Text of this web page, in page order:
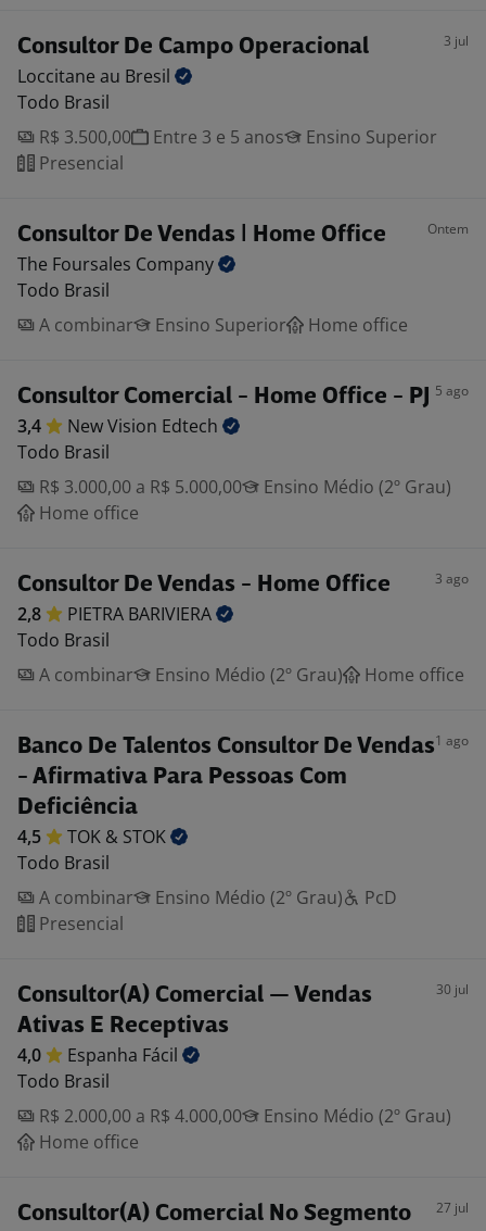
Consultor De Campo Operacional 3 jul
Loccitane au Bresil
Todo Brasil
R$ 3.500,00
Entre 3 e 5 anos
Ensino Superior
Presencial
Consultor De Vendas | Home Office Ontem
The Foursales Company
Todo Brasil
A combinar
Ensino Superior Home office
Consultor Comercial - Home Office - PJ 5 ago
3,4 New Vision Edtech
Todo Brasil
R$ 3.000,00 a R$ 5.000,00
Ensino Médio (2º Grau)
Home office
Consultor De Vendas - Home Office 3 ago
2,8 PIETRA BARIVIERA
Todo Brasil
A combinar
Ensino Médio (2º Grau) Home office
Banco De Talentos Consultor De Vendas
- Afirmativa Para Pessoas Com
Deficiência
1 ago
4,5 TOK & STOK
Todo Brasil
A combinar
Ensino Médio (2º Grau)
PcD
Presencial
Consultor(A) Comercial — Vendas
Ativas E Receptivas
30 jul
4,0 Espanha Fácil
Todo Brasil
R$ 2.000,00 a R$ 4.000,00
Ensino Médio (2º Grau)
Home office
Consultor(A) Comercial No Segmento
27 jul